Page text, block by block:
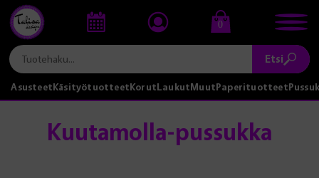
0
Etsi
AsusteetKäsityötuotteetKorutLaukutMuutPaperituotteet
Kuutamolla-pussukka